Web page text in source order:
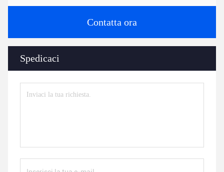
Contatta ora
Spedicaci